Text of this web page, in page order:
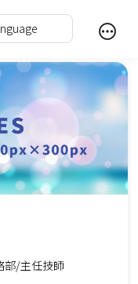
部/主任技師